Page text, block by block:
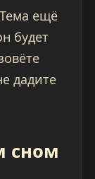
Тема ещё
будет
дадите
сном